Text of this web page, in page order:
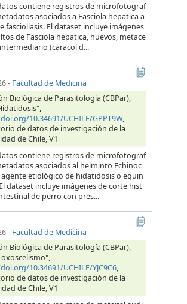
contiene registros de microfotograf
asociados a Fasciola hepatica a
fascioliasis. El dataset incluye imágenes
de Fasciola hepatica, huevos, metace
(caracol d...
- Facultad de Medicina
Biológica de Parasitología (CBPar),
10.34691/UCHILE/GPPT9W,
de datos de investigación de la
de Chile, V1
contiene registros de microfotograf
asociados al helminto Echinoc
etiológico de hidatidosis o equin
dataset incluye imágenes de corte hist
de perro con pres...
- Facultad de Medicina
Biológica de Parasitología (CBPar),
10.34691/UCHILE/YJC9C6,
de datos de investigación de la
de Chile, V1